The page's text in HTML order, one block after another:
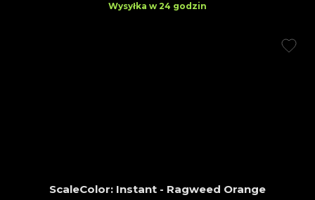
Wysyłka w 24 godzin
ScaleColor: Instant - Ragweed Orange